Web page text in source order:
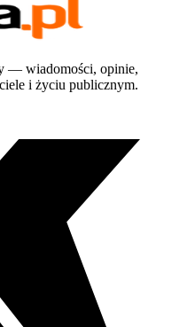
— wiadomości, opinie,
i życiu publicznym.